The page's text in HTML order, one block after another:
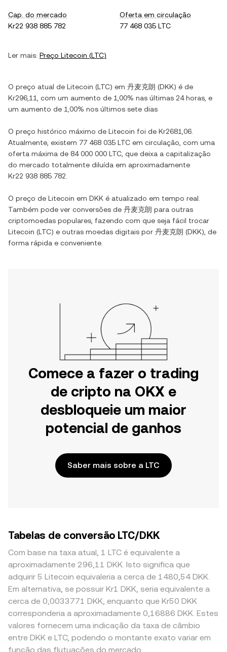
Cap. do mercado
Kr22 938 885 782
Oferta em circulação
77 468 035 LTC
Ler mais: Preço Litecoin (LTC)
O preço atual de Litecoin (LTC) em 丹麦克朗 (DKK) é de
Kr296,11
, com um aumento de 1,00% nas últimas 24 horas, e
um aumento de 1,00% nos últimos sete dias
O preço histórico máximo de Litecoin foi de Kr2681,06
Atualmente, existem 77 468 035 LTC em circulação, com uma
oferta máxima de 84 000 000 LTC , que deixa a capitalização
do mercado totalmente diluída em aproximadamente
Kr22 938 885 782
O preço de Litecoin em DKK é atualizado em tempo real.
Também pode ver conversões de 丹麦克朗 para outras
criptomoedas populares, fazendo com que seja fácil trocar
Litecoin (LTC) e outras moedas digitais por 丹麦克朗 (DKK), de
forma rápida e conveniente.
Comece a fazer o trading
de cripto na OKX e
desbloqueie um maior
potencial de ganhos
Saber mais sobre a LTC
Tabelas de conversão LTC/DKK
Com base na taxa atual, 1 LTC é equivalente a
aproximadamente 296,11 DKK. Isto significa que
adquirir 5 Litecoin equivaleria a cerca de 1480,54 DKK.
Em alternativa, se possuir Kr1 DKK, seria equivalente a
cerca de 0,0033771 DKK, enquanto que Kr50 DKK
corresponderia a aproximadamente 0,16886 DKK. Estes
valores fornecem uma indicação da taxa de câmbio
entre DKK e LTC, podendo o montante exato variar em
função das flutuações do mercado.